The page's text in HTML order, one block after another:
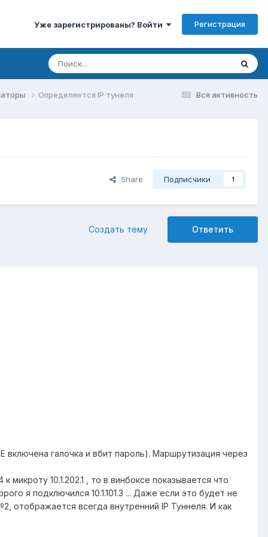
Уже зарегистрированы? Войти Регистрация
Вся активность
Определяется IP тунеля
Share Подписчики 1
Ответить
Создать тему
включена галочка и вбит пароль). Маршрутизация через
10.1.202.1 , то в винбоксе показывается что
я подключился 10.1.101.3 ... Даже если это будет не
отображается всегда внутренний IP Туннеля. И как